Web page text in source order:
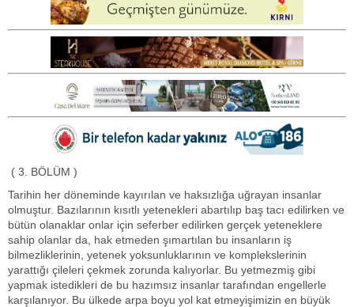
( 3. BÖLÜM )
Tarihin her döneminde kayırılan ve haksızlığa uğrayan insanlar
olmuştur. Bazılarının kısıtlı yetenekleri abartılıp baş tacı edilirken ve
bütün olanaklar onlar için seferber edilirken gerçek yeteneklere
sahip olanlar da, hak etmeden şımartılan bu insanların iş
bilmezliklerinin, yetenek yoksunluklarının ve komplekslerinin
yarattığı çileleri çekmek zorunda kalıyorlar. Bu yetmezmiş gibi
yapmak istedikleri de bu hazımsız insanlar tarafından engellerle
karşılanıyor. Bu ülkede arpa boyu yol kat etmeyişimizin en büyük